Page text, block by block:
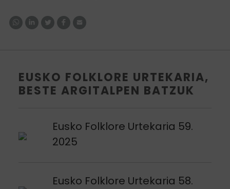
EUSKO FOLKLORE URTEKARIA,
BESTE ARGITALPEN BATZUK
Eusko Folklore Urtekaria 59.
2025
Argitalpena ikusi
Eusko Folklore Urtekaria 58.
Argitalpena ikusi